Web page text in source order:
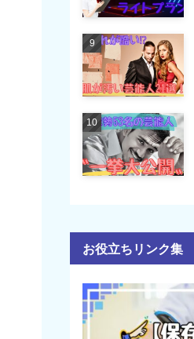
お役立ちリンク集